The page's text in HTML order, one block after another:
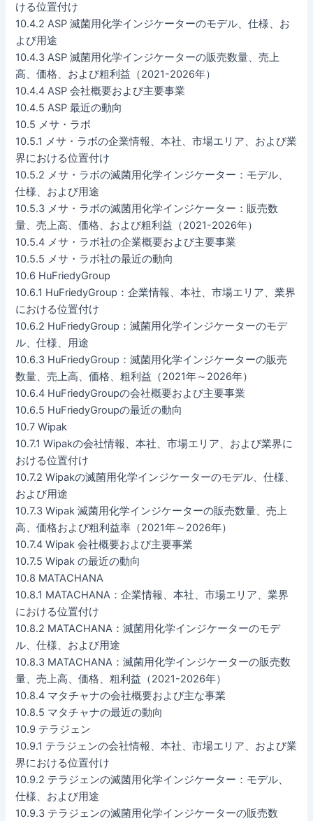
ける位置付け
10.4.2 ASP 滅菌用化学インジケーターのモデル、仕様、お
よび用途
10.4.3 ASP 滅菌用化学インジケーターの販売数量、売上
高、価格、および粗利益（2021-2026年）
10.4.4 ASP 会社概要および主要事業
10.4.5 ASP 最近の動向
10.5 メサ・ラボ
10.5.1 メサ・ラボの企業情報、本社、市場エリア、および業
界における位置付け
10.5.2 メサ・ラボの滅菌用化学インジケーター：モデル、
仕様、および用途
10.5.3 メサ・ラボの滅菌用化学インジケーター：販売数
量、売上高、価格、および粗利益（2021-2026年）
10.5.4 メサ・ラボ社の企業概要および主要事業
10.5.5 メサ・ラボ社の最近の動向
10.6 HuFriedyGroup
10.6.1 HuFriedyGroup：企業情報、本社、市場エリア、業界
における位置付け
10.6.2 HuFriedyGroup：滅菌用化学インジケーターのモデ
ル、仕様、用途
10.6.3 HuFriedyGroup：滅菌用化学インジケーターの販売
数量、売上高、価格、粗利益（2021年～2026年）
10.6.4 HuFriedyGroupの会社概要および主要事業
10.6.5 HuFriedyGroupの最近の動向
10.7 Wipak
10.7.1 Wipakの会社情報、本社、市場エリア、および業界に
おける位置付け
10.7.2 Wipakの滅菌用化学インジケーターのモデル、仕様、
および用途
10.7.3 Wipak 滅菌用化学インジケーターの販売数量、売上
高、価格および粗利益率（2021年～2026年）
10.7.4 Wipak 会社概要および主要事業
10.7.5 Wipak の最近の動向
10.8 MATACHANA
10.8.1 MATACHANA：企業情報、本社、市場エリア、業界
における位置付け
10.8.2 MATACHANA：滅菌用化学インジケーターのモデ
ル、仕様、および用途
10.8.3 MATACHANA：滅菌用化学インジケーターの販売数
量、売上高、価格、粗利益（2021-2026年）
10.8.4 マタチャナの会社概要および主な事業
10.8.5 マタチャナの最近の動向
10.9 テラジェン
10.9.1 テラジェンの会社情報、本社、市場エリア、および業
界における位置付け
10.9.2 テラジェンの滅菌用化学インジケーター：モデル、
仕様、および用途
10.9.3 テラジェンの滅菌用化学インジケーターの販売数